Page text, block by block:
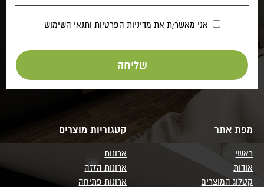
אני מאשר/ת את מדיניות הפרטיות ותנאי השימוש
מפת אתר
ראשי
אודות
קטלוג המוצרים
קטגוריות מוצרים
ארונות
ארונות הזזה
ארונות פתיחה